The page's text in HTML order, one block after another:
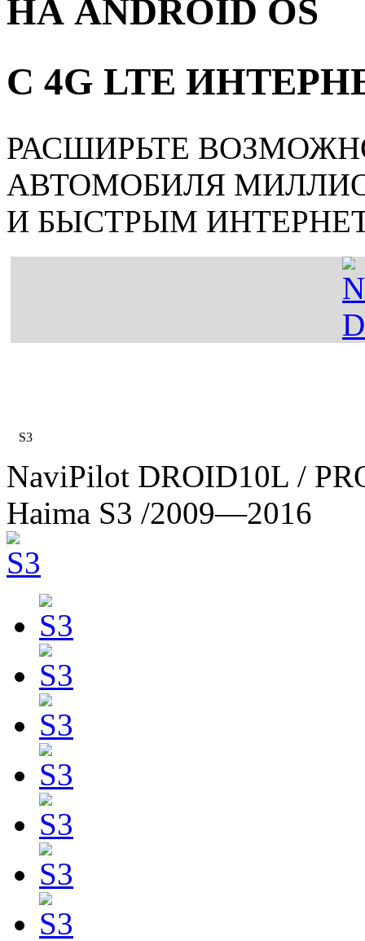
НА ANDROID OS
С 4G LTE
РАСШИРЬТЕ
АВТОМОБИЛЯ
И БЫСТРЫМ
S3
NaviPilot DROID10L /
Haima S3 /2009—2016